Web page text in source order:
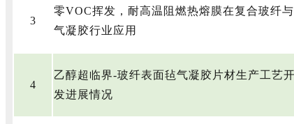
3
零VOC挥发，耐高温阻燃热熔膜在复合玻纤与
气凝胶行业应用
4
乙醇超临界-玻纤表面毡气凝胶片材生产工艺开
发进展情况